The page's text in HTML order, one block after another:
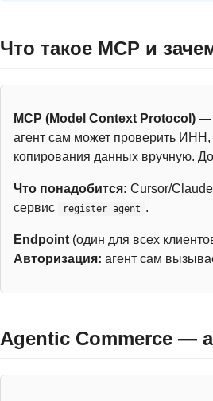
Что такое MCP и
MCP (Model Context Protocol) —
агент сам может проверить
копирования данных вручную.
Что понадобится: Cursor/
сервис
register_agent .
Endpoint (один для всех
Авторизация: агент сам
Agentic Commerce —